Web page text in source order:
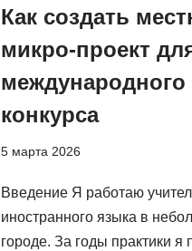
Как создать
микро-проект
международного
конкурса
5 марта 2026
Введение Я работаю
иностранного языка в
городе. За годы практики я